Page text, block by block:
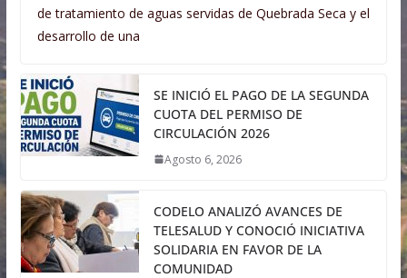
de tratamiento de aguas servidas de Quebrada Seca y el
desarrollo de una
SE INICIÓ EL PAGO DE LA SEGUNDA
CUOTA DEL PERMISO DE
CIRCULACIÓN 2026
Agosto 6, 2026
CODELO ANALIZÓ AVANCES DE
TELESALUD Y CONOCIÓ INICIATIVA
SOLIDARIA EN FAVOR DE LA
COMUNIDAD